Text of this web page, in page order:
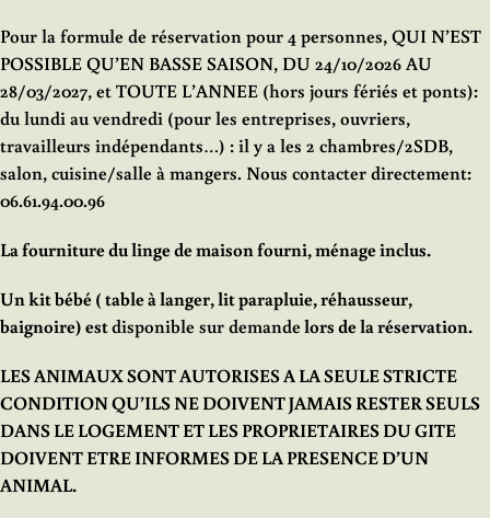
Pour la formule de réservation pour 4 personnes, QUI N’EST
POSSIBLE QU’EN BASSE SAISON, DU 24/10/2026 AU
28/03/2027, etTOUTE L’ANNEE (hors jours fériés et ponts):
du lundi au vendredi (pour les entreprises, ouvriers,
travailleurs indépendants…) : il y a les 2 chambres/2SDB,
salon, cuisine/salle à mangers. Nous contacter directement:
06.61.94.00.96
La fourniture du linge de maison fourni, ménage inclus.
Un kit bébé ( table à langer, lit parapluie, réhausseur,
baignoire) estdisponible sur demandelors de la réservation.
LES ANIMAUX SONT AUTORISES A LA SEULE STRICTE
CONDITION QU’ILS NE DOIVENT JAMAIS RESTER SEULS
DANS LE LOGEMENT ET LES PROPRIETAIRES DU GITE
DOIVENT ETRE INFORMES DE LA PRESENCE D’UN
ANIMAL.